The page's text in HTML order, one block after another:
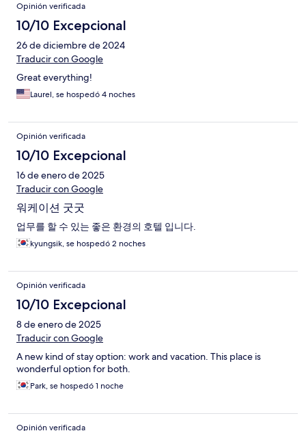
Opinión verificada
10/10 Excepcional
26 de diciembre de 2024
Traducir con Google
Great everything!
Laurel, se hospedó 4 noches
Opinión verificada
10/10 Excepcional
16 de enero de 2025
Traducir con Google
워케이션 굿굿
업무를 할 수 있는 좋은 환경의 호텔 입니다.
kyungsik, se hospedó 2 noches
Opinión verificada
10/10 Excepcional
8 de enero de 2025
Traducir con Google
A new kind of stay option: work and vacation. This place is
wonderful option for both.
Park, se hospedó 1 noche
Opinión verificada